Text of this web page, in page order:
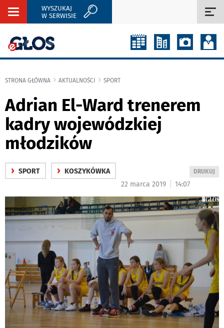
Rozwiń
WYSZUKAJ
W SERWISIE
STRONA GŁÓWNA AKTUALNOŚCI SPORT
Adrian El-Ward trenerem
kadry wojewódzkiej
młodzików
› SPORT › KOSZYKÓWKA
WYDRUKUJ
DRUKUJ
22 marca 2019 14:07